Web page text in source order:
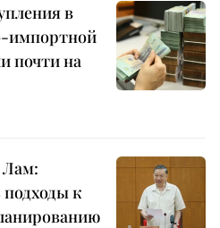
в
импортной
почти на
Лам:
к